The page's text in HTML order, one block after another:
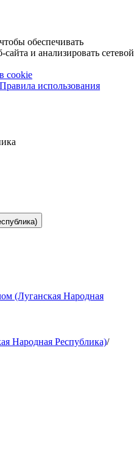
обеспечивать
и анализировать сетевой
cookie
Правила использования
(Луганская Народная
Народная Республика)/